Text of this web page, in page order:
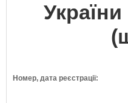
Номер, дата реєстрації: